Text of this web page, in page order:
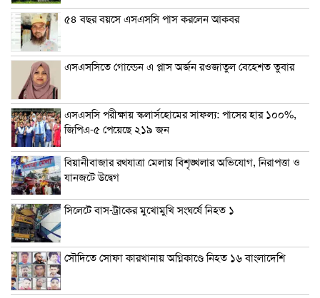
৫৪ বছর বয়সে এসএসসি পাস করলেন আকবর
এসএসসিতে গোল্ডেন এ প্লাস অর্জন রওজাতুল বেহেশত তুবার
এসএসসি পরীক্ষায় স্কলার্সহোমের সাফল্য: পাসের হার ১০০%,
জিপিএ-৫ পেয়েছে ২১৯ জন
বিয়ানীবাজার রথযাত্রা মেলায় বিশৃঙ্খলার অভিযোগ, নিরাপত্তা ও
যানজটে উদ্বেগ
সিলেটে বাস-ট্রাকের মুখোমুখি সংঘর্ষে নিহত ১
সৌদিতে সোফা কারখানায় অগ্নিকাণ্ডে নিহত ১৬ বাংলাদেশি